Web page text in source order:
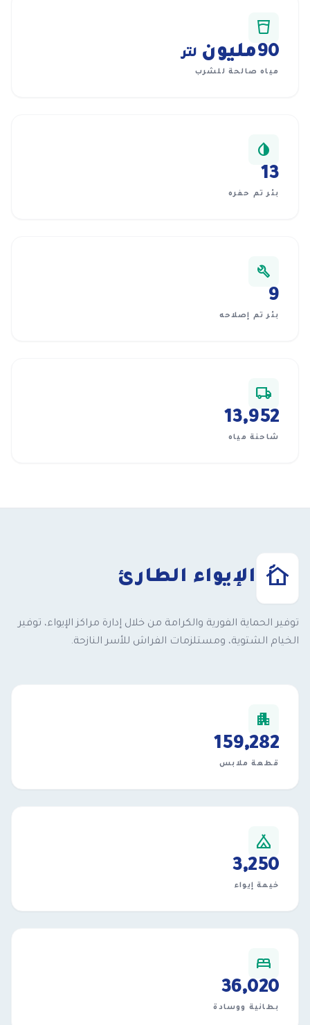
water_full
90مليون لتر
مياه صالحة للشرب
invert_colors
13
بئر تم حفره
build
9
بئر تم إصلاحه
local_shipping
14,000
شاحنة مياه
cottage الإيواء الطارئ
توفير الحماية الفورية والكرامة من خلال إدارة مراكز الإيواء، توفير
الخيام الشتوية، ومستلزمات الفراش للأسر النازحة.
apartment
160,637
قطعة ملابس
camping
3,250
خيمة إيواء
bed
36,540
بطانية ووسادة